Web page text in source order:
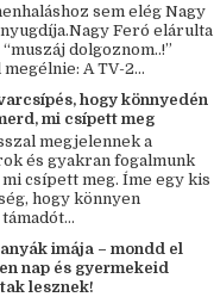
sem elég Nagy
Feró elárulta
dolgoznom..!”
A TV-2...
hogy könnyedén
mi csípett meg
megjelennek a
és gyakran fogalmunk
csípett meg. Íme egy kis
hogy könnyen
imája – mondd el
nap és gyermekeid
lesznek!